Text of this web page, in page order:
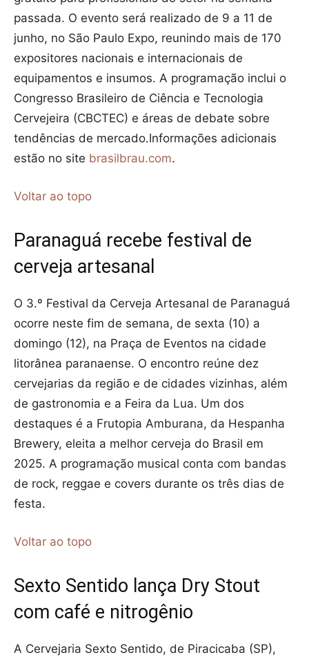
passada. O evento será realizado de 9 a 11 de
junho, no São Paulo Expo, reunindo mais de 170
expositores nacionais e internacionais de
equipamentos e insumos. A programação inclui o
Congresso Brasileiro de Ciência e Tecnologia
Cervejeira (CBCTEC) e áreas de debate sobre
tendências de mercado.Informações adicionais
estão no site brasilbrau.com.
Voltar ao topo
Paranaguá recebe festival de
cerveja artesanal
O 3.º Festival da Cerveja Artesanal de Paranaguá
ocorre neste fim de semana, de sexta (10) a
domingo (12), na Praça de Eventos na cidade
litorânea paranaense. O encontro reúne dez
cervejarias da região e de cidades vizinhas, além
de gastronomia e a Feira da Lua. Um dos
destaques é a Frutopia Amburana, da Hespanha
Brewery, eleita a melhor cerveja do Brasil em
2025. A programação musical conta com bandas
de rock, reggae e covers durante os três dias de
festa.
Voltar ao topo
Sexto Sentido lança Dry Stout
com café e nitrogênio
A Cervejaria Sexto Sentido, de Piracicaba (SP),